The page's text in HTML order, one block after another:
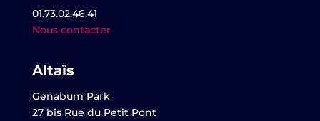
01.73.02.46.41
Nous contacter
Altaïs
Genabum Park
27 bis Rue du Petit Pont